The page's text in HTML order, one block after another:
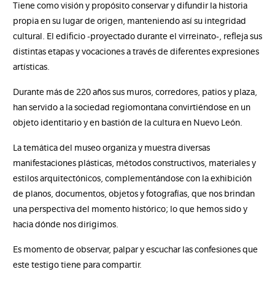
Tiene como visión y propósito conservar y difundir la historia
propia en su lugar de origen, manteniendo así su integridad
cultural. El edificio -proyectado durante el virreinato-, refleja sus
distintas etapas y vocaciones a través de diferentes expresiones
artísticas.
Durante más de 220 años sus muros, corredores, patios y plaza,
han servido a la sociedad regiomontana convirtiéndose en un
objeto identitario y en bastión de la cultura en Nuevo León.
La temática del museo organiza y muestra diversas
manifestaciones plásticas, métodos constructivos, materiales y
estilos arquitectónicos, complementándose con la exhibición
de planos, documentos, objetos y fotografías, que nos brindan
una perspectiva del momento histórico; lo que hemos sido y
hacia dónde nos dirigimos.
Es momento de observar, palpar y escuchar las confesiones que
este testigo tiene para compartir.